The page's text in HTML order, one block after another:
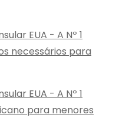
EUA - A Nº 1
necessários para
EUA - A Nº 1
para menores